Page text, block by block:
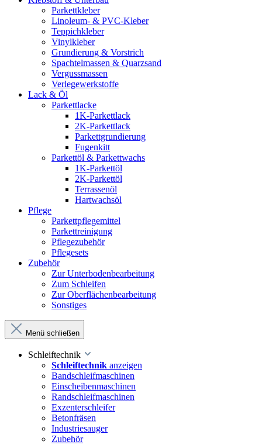
Parkettkleber
Linoleum- & PVC-Kleber
Teppichkleber
Vinylkleber
Grundierung & Vorstrich
Spachtelmassen & Quarzsand
Vergussmassen
Verlegewerkstoffe
Lack & Öl
Parkettlacke
1K-Parkettlack
2K-Parkettlack
Parkettgrundierung
Fugenkitt
Parkettöl & Parkettwachs
1K-Parkettöl
2K-Parkettöl
Terrassenöl
Hartwachsöl
Pflege
Parkettpflegemittel
Parkettreinigung
Pflegezubehör
Pflegesets
Zubehör
Zur Unterbodenbearbeitung
Zum Schleifen
Zur Oberflächenbearbeitung
Sonstiges
Menü schließen
Schleiftechnik
Schleiftechnik anzeigen
Bandschleifmaschinen
Einscheibenmaschinen
Randschleifmaschinen
Exzenterschleifer
Betonfräsen
Industriesauger
Zubehör